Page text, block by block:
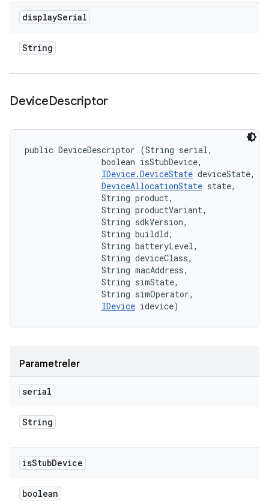
displaySerial
String
DeviceDescriptor
public DeviceDescriptor (String serial,
                boolean isStubDevice,
IDevice.DeviceState deviceState,
DeviceAllocationState state,
                String product,
                String productVariant,
                String sdkVersion,
                String buildId,
                String batteryLevel,
                String deviceClass,
                String macAddress,
                String simState,
                String simOperator,
IDevice idevice)
Parametreler
serial
String
isStubDevice
boolean